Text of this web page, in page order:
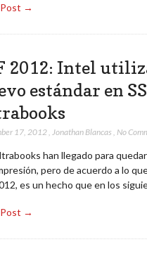
Post →
2012: Intel
estándar en
17, 2012, Jonathan Blancas , No
han llegado para
pero de acuerdo a lo
es un hecho que en los
Post →